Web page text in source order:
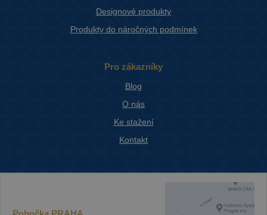
Designové produkty
Produkty do náročných podmínek
Pro zákazníky
Blog
O nás
Ke stažení
Kontakt